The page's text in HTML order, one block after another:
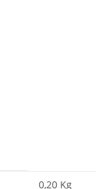
0,20 Kg